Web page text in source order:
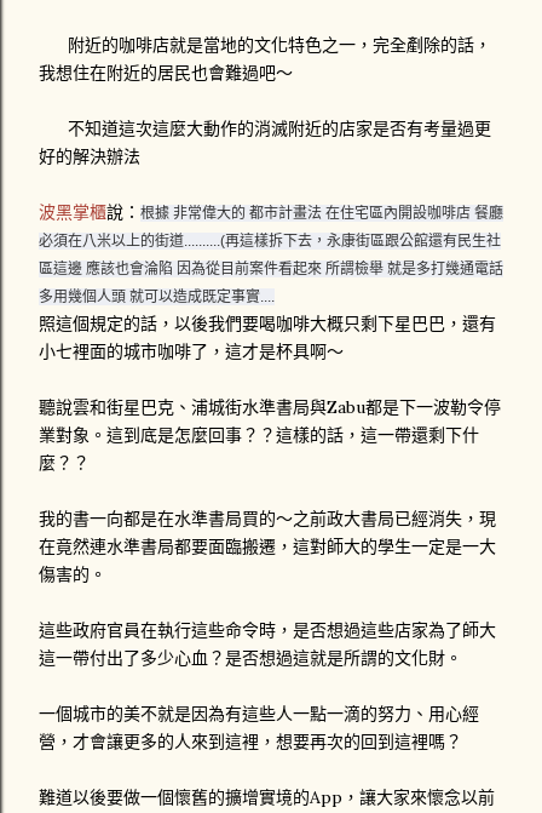
附近的咖啡店就是當地的文化特色之一，完全剷除的話，
我想住在附近的居民也會難過吧～
不知道這次這麼大動作的消滅附近的店家是否有考量過更
好的解決辦法
波黑掌櫃說： 根據 非常偉大的 都市計畫法 在住宅區內開設咖啡店 餐廳
必須在八米以上的街道..........(再這樣拆下去，永康街區跟公館還有民生社
區這邊 應該也會淪陷 因為從目前案件看起來 所謂檢舉 就是多打幾通電話
多用幾個人頭 就可以造成既定事實....
照這個規定的話，以後我們要喝咖啡大概只剩下星巴巴，還有
小七裡面的城市咖啡了，這才是杯具啊～
聽說雲和街星巴克、浦城街水準書局與Zabu都是下一波勒令停
業對象。這到底是怎麼回事？？這樣的話，這一帶還剩下什
麼？？
我的書一向都是在水準書局買的～之前政大書局已經消失，現
在竟然連水準書局都要面臨搬遷，這對師大的學生一定是一大
傷害的。
這些政府官員在執行這些命令時，是否想過這些店家為了師大
這一帶付出了多少心血？是否想過這就是所謂的文化財。
一個城市的美不就是因為有這些人一點一滴的努力、用心經
營，才會讓更多的人來到這裡，想要再次的回到這裡嗎？
難道以後要做一個懷舊的擴增實境的App，讓大家來懷念以前